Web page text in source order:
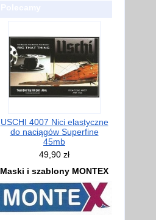
USCHI 4007 Nici elastyczne
do naciągów Superfine
45mb
49,90 zł
Maski i szablony MONTEX